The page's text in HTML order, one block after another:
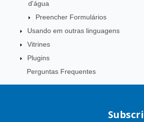
d'água
Preencher Formulários
Usando em outras linguagens
Vitrines
Plugins
Perguntas Frequentes